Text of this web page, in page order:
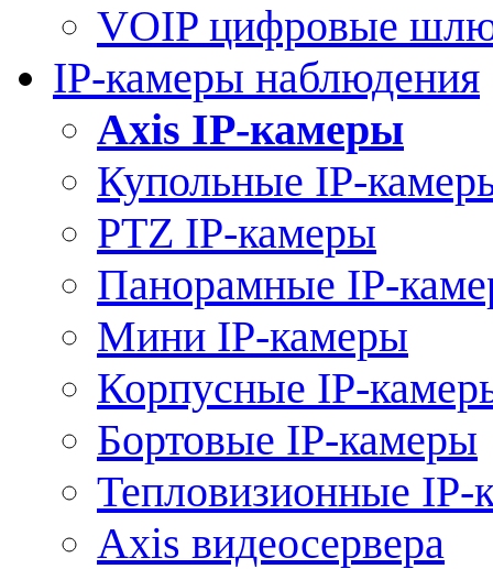
VOIP цифровые
IP-камеры наблюдения
Axis IP-камеры
Купольные IP-
PTZ IP-камеры
Панорамные IP-
Мини IP-камеры
Корпусные IP-
Бортовые IP-камеры
Тепловизионные IP-
Axis видеосервера